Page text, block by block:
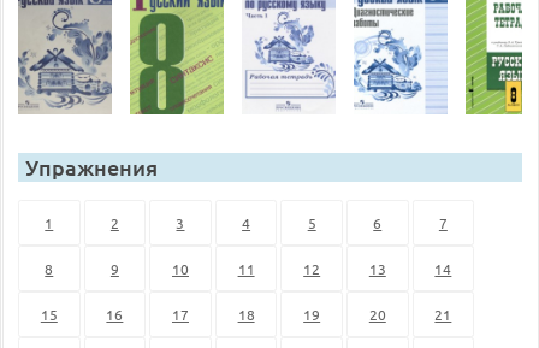
Упражнения
1 2 3 4 5 6 7
8 9 10 11 12 13 14
15 16 17 18 19 20 21